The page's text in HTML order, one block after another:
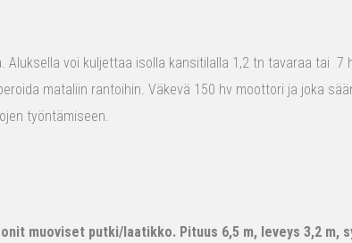
voi kuljettaa isolla kansitilalla 1,2 tn tavaraa tai 7
mataliin rantoihin. Väkevä 150 hv moottori ja joka
työntämiseen.
muoviset putki/laatikko. Pituus 6,5 m, leveys 3,2 m,